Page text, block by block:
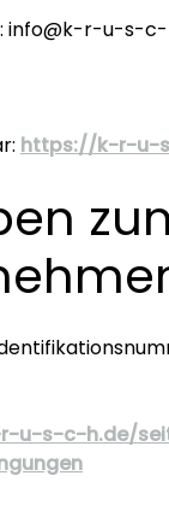
info@k-r-u-s-
https://k-r-u-
u-s-c-h.de/